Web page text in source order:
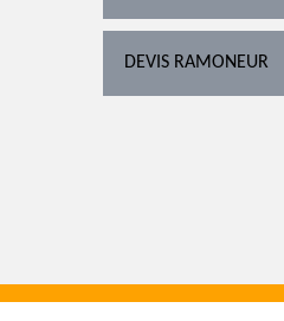
DEVIS RAMONEUR